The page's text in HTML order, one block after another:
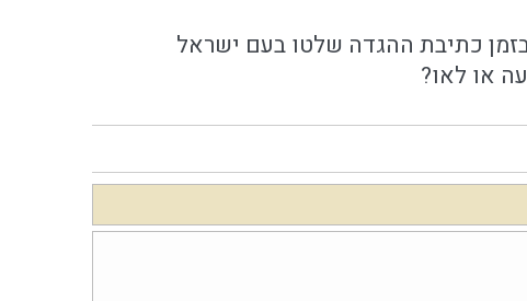
כתיבת ההגדה שלטו בעם ישראל
או לאו?